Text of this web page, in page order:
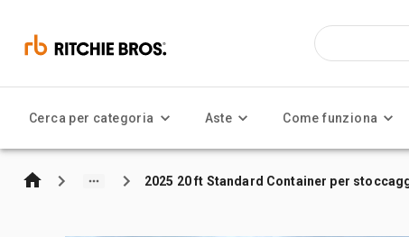
Cerca per categoria Aste Come funziona
2025 20 ft Standard Container per